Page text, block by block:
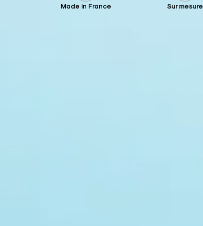
Made in France Sur mesure